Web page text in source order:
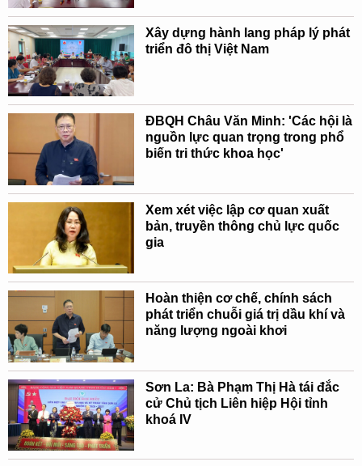
Xây dựng hành lang pháp lý phát
triển đô thị Việt Nam
ĐBQH Châu Văn Minh: 'Các hội là
nguồn lực quan trọng trong phổ
biến tri thức khoa học'
Xem xét việc lập cơ quan xuất
bản, truyền thông chủ lực quốc
gia
Hoàn thiện cơ chế, chính sách
phát triển chuỗi giá trị dầu khí và
năng lượng ngoài khơi
Sơn La: Bà Phạm Thị Hà tái đắc
cử Chủ tịch Liên hiệp Hội tỉnh
khoá IV